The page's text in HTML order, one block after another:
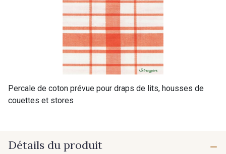
Percale de coton prévue pour draps de lits, housses de
couettes et stores
Détails du produit